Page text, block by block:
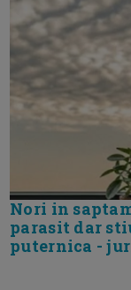
Nori in
parasit dar
puternica -